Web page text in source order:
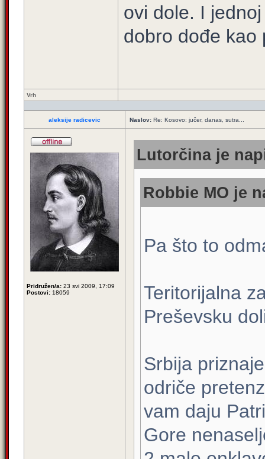
ovi dole. I
dobro dođe kao
Vrh
aleksije radicevic Naslov: Re: Kosovo: jučer, danas, sutra...
Pridružen/a: 23 svi 2009, 17:09
Postovi: 18059
Lutorčina je
Robbie MO je
Pa što to
Teritorijalna
Preševsku
Srbija
odriče
vam daju
Gore